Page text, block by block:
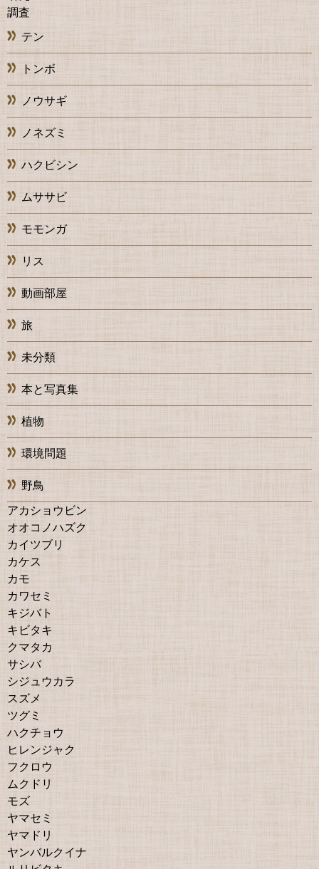
調査
テン
トンボ
ノウサギ
ノネズミ
ハクビシン
ムササビ
モモンガ
リス
動画部屋
旅
未分類
本と写真集
植物
環境問題
野鳥
アカショウビン
オオコノハズク
カイツブリ
カケス
カモ
カワセミ
キジバト
キビタキ
クマタカ
サシバ
シジュウカラ
スズメ
ツグミ
ハクチョウ
ヒレンジャク
フクロウ
ムクドリ
モズ
ヤマセミ
ヤマドリ
ヤンバルクイナ